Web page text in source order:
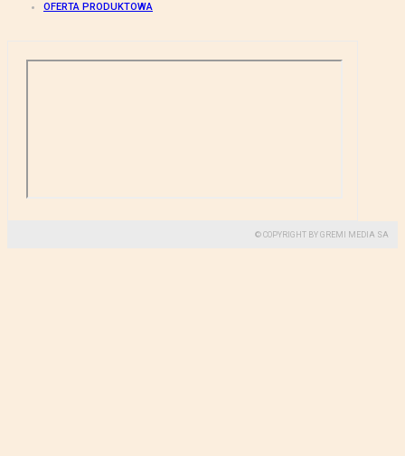
OFERTA PRODUKTOWA
© COPYRIGHT BY GREMI MEDIA SA